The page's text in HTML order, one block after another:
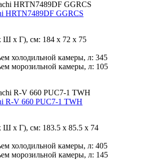
HRTN7489DF GGRCS
Ш х Г), см: 184 х 72 х 75
холодильной камеры, л: 345
морозильной камеры, л: 105
R-V 660 PUC7-1 TWH
Ш х Г), см: 183.5 х 85.5 х 74
холодильной камеры, л: 405
морозильной камеры, л: 145